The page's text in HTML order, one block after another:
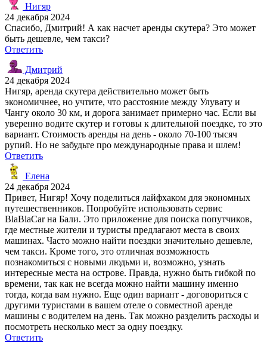
Нигяр
24 декабря 2024
Спасибо, Дмитрий! А как насчет аренды скутера? Это может
быть дешевле, чем такси?
Ответить
Дмитрий
24 декабря 2024
Нигяр, аренда скутера действительно может быть
экономичнее, но учтите, что расстояние между Улувату и
Чангу около 30 км, и дорога занимает примерно час. Если вы
уверенно водите скутер и готовы к длительной поездке, то это
вариант. Стоимость аренды на день - около 70-100 тысяч
рупий. Но не забудьте про международные права и шлем!
Ответить
Елена
24 декабря 2024
Привет, Нигяр! Хочу поделиться лайфхаком для экономных
путешественников. Попробуйте использовать сервис
BlaBlaCar на Бали. Это приложение для поиска попутчиков,
где местные жители и туристы предлагают места в своих
машинах. Часто можно найти поездки значительно дешевле,
чем такси. Кроме того, это отличная возможность
познакомиться с новыми людьми и, возможно, узнать
интересные места на острове. Правда, нужно быть гибкой по
времени, так как не всегда можно найти машину именно
тогда, когда вам нужно. Еще один вариант - договориться с
другими туристами в вашем отеле о совместной аренде
машины с водителем на день. Так можно разделить расходы и
посмотреть несколько мест за одну поездку.
Ответить